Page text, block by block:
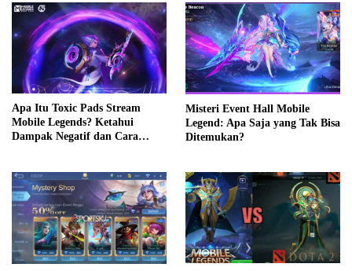
Apa Itu Toxic Pads Stream
Mobile Legends? Ketahui
Dampak Negatif dan Cara
Misteri Event Hall Mobile
Legend: Apa Saja yang Tak Bisa
Ditemukan?